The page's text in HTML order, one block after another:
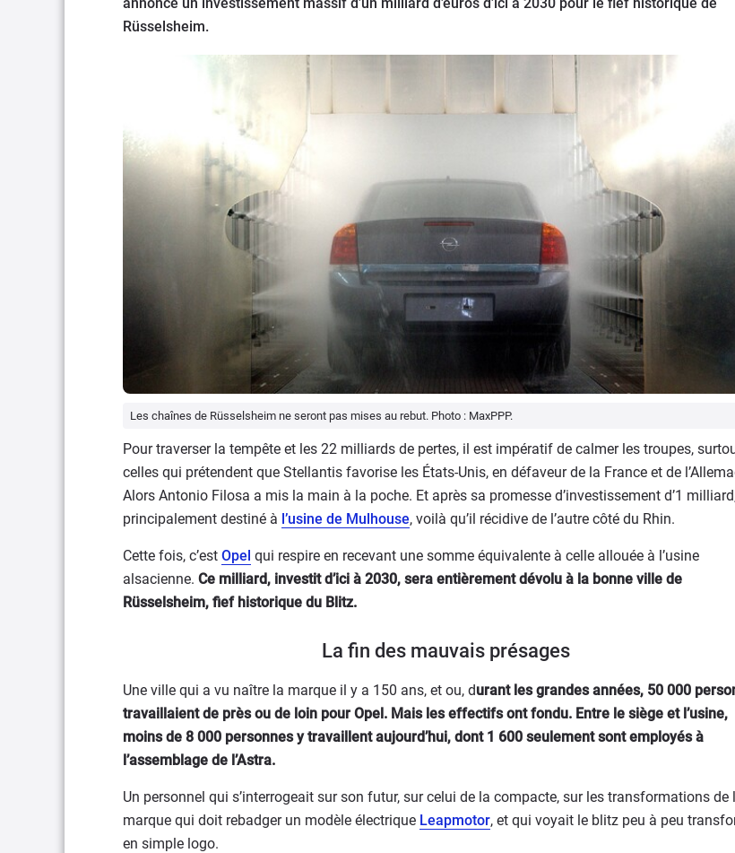
Rüsselsheim.
Les chaînes de Rüsselsheim ne seront pas mises au rebut. Photo : MaxPPP.
Pour traverser la tempête et les 22 milliards de pertes, il est impératif de calmer les troupes,
celles qui prétendent que Stellantis favorise les États-Unis, en défaveur de la France et de
Alors Antonio Filosa a mis la main à la poche. Et après sa promesse d’investissement d’1
principalement destiné à l’usine de Mulhouse, voilà qu’il récidive de l’autre côté du Rhin.
Cette fois, c’est Opel qui respire en recevant une somme équivalente à celle allouée à l’usine
alsacienne. Ce milliard, investit d’ici à 2030, sera entièrement dévolu à la bonne ville de
Rüsselsheim, fief historique du Blitz.
La fin des mauvais présages
Une ville qui a vu naître la marque il y a 150 ans, et ou, durant les grandes années, 50 000
travaillaient de près ou de loin pour Opel. Mais les effectifs ont fondu. Entre le siège et l’usine,
moins de 8 000 personnes y travaillent aujourd’hui, dont 1 600 seulement sont employés à
l’assemblage de l’Astra.
Un personnel qui s’interrogeait sur son futur, sur celui de la compacte, sur les transformations de
marque qui doit rebadger un modèle électrique Leapmotor, et qui voyait le blitz peu à peu
en simple logo.